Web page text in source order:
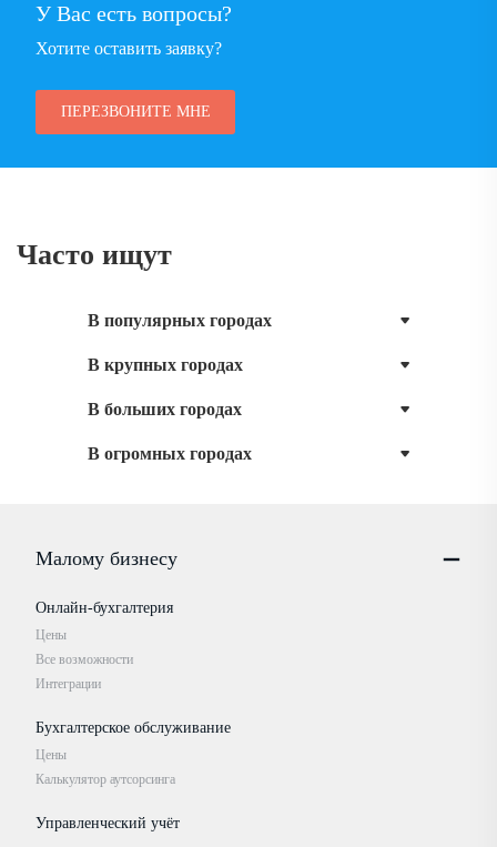
У Вас есть вопросы?
Хотите оставить заявку?
ПЕРЕЗВОНИТЕ МНЕ
Часто ищут
В популярных городах
В крупных городах
В больших городах
В огромных городах
Малому бизнесу
Онлайн-бухгалтерия
Цены
Все возможности
Интеграции
Бухгалтерское обслуживание
Цены
Калькулятор аутсорсинга
Управленческий учёт